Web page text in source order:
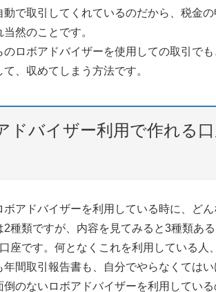
動で取引してくれているのだから、税金
然のことです。
のロボアドバイザーを使用しての取引で
て、収めてしまう方法です。
ドバイザー利用で作れる
ボアドバイザーを利用している時に、ど
2種類ですが、内容を見てみると3種類ある
座です。何となくこれを利用している人
年間取引報告書も、自分でやらなくては
倒のないロボアドバイザーを利用してい